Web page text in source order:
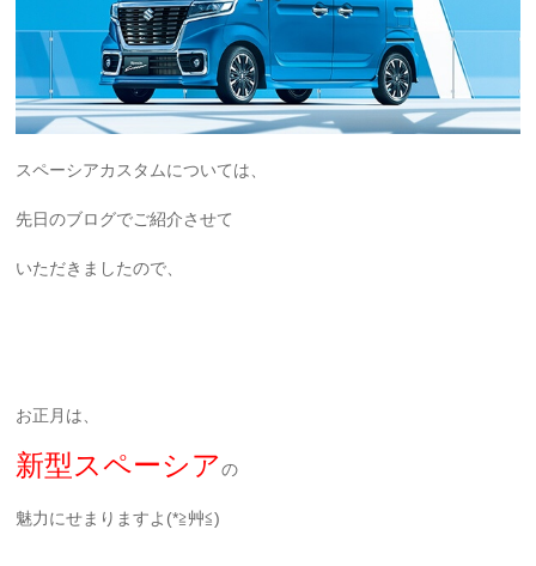
スペーシアカスタムについては、
先日のブログでご紹介させて
いただきましたので、
お正月は、
新型スペーシアの
魅力にせまりますよ(*≧艸≦)